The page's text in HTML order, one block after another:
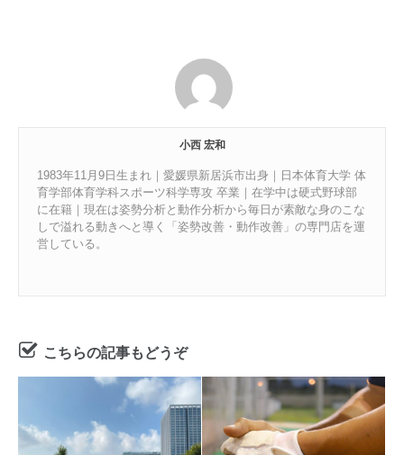
小西 宏和
1983年11月9日生まれ｜愛媛県新居浜市出身｜日本体育大学 体
育学部体育学科スポーツ科学専攻 卒業｜在学中は硬式野球部
に在籍｜現在は姿勢分析と動作分析から毎日が素敵な身のこな
しで溢れる動きへと導く「姿勢改善・動作改善」の専門店を運
営している。
こちらの記事もどうぞ